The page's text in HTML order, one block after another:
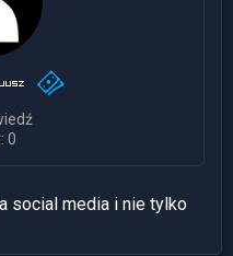
0
social media i nie tylko